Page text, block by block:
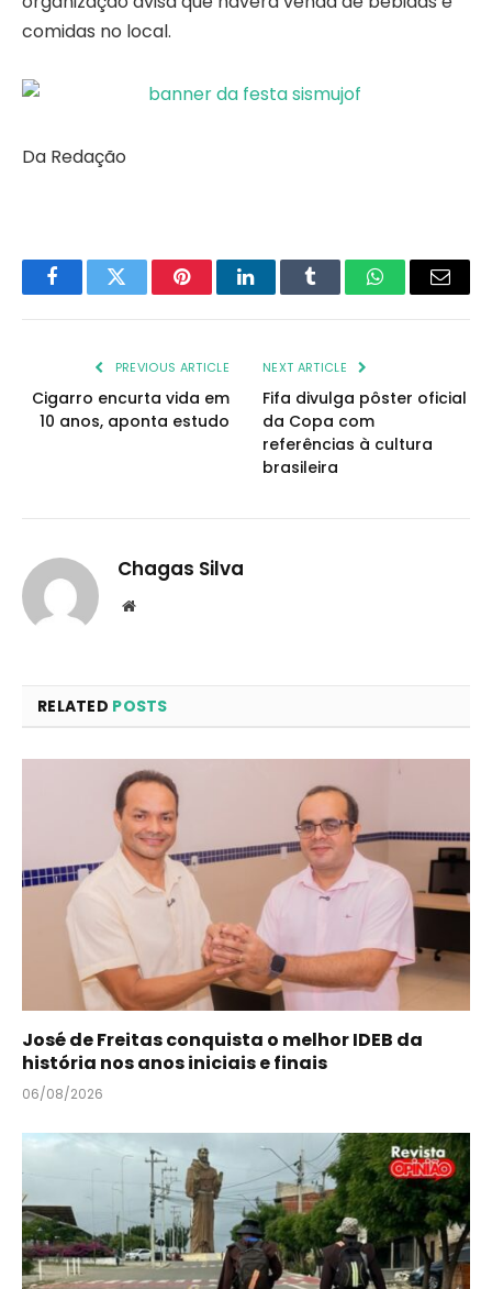
comidas no local.
Da Redação
FacebookTwitter PinterestLinkedInTumblr WhatsAppEmail
PREVIOUS ARTICLE
Cigarro encurta vida em
10 anos, aponta estudo
NEXT ARTICLE
Fifa divulga pôster oficial
da Copa com
referências à cultura
brasileira
Chagas Silva
Website
RELATED POSTS
José de Freitas conquista o melhor IDEB da
história nos anos iniciais e finais
06/08/2026